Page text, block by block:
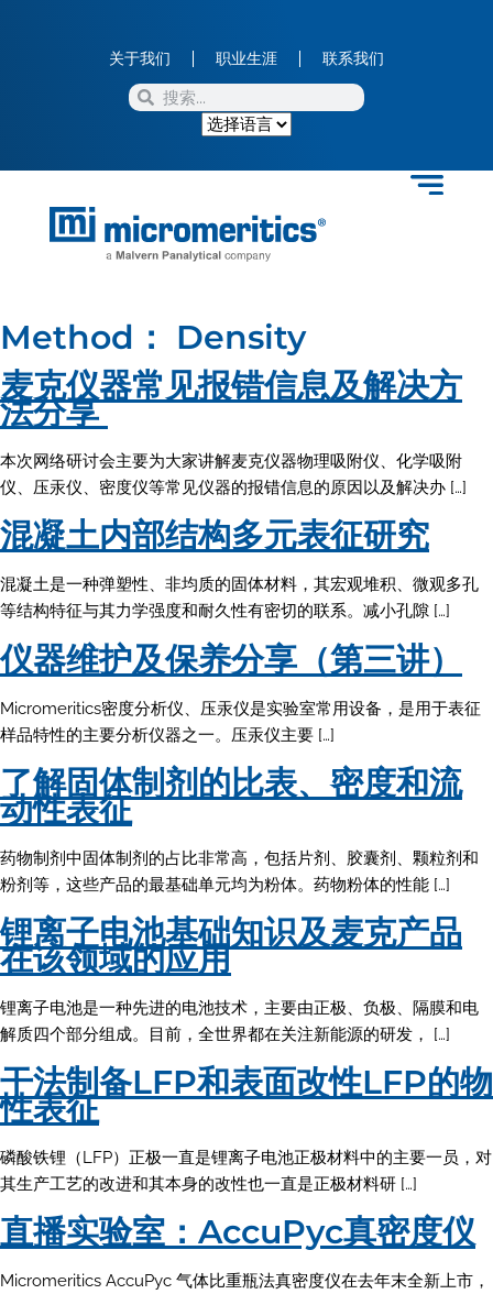
关于我们 职业生涯 联系我们
Method： Density
麦克仪器常见报错信息及解决方
法分享
本次网络研讨会主要为大家讲解麦克仪器物理吸附仪、化学吸附
仪、压汞仪、密度仪等常见仪器的报错信息的原因以及解决办 […]
混凝土内部结构多元表征研究
混凝土是一种弹塑性、非均质的固体材料，其宏观堆积、微观多孔
等结构特征与其力学强度和耐久性有密切的联系。减小孔隙 […]
仪器维护及保养分享（第三讲）
Micromeritics密度分析仪、压汞仪是实验室常用设备，是用于表征
样品特性的主要分析仪器之一。压汞仪主要 […]
了解固体制剂的比表、密度和流
动性表征
药物制剂中固体制剂的占比非常高，包括片剂、胶囊剂、颗粒剂和
粉剂等，这些产品的最基础单元均为粉体。药物粉体的性能 […]
锂离子电池基础知识及麦克产品
在该领域的应用
锂离子电池是一种先进的电池技术，主要由正极、负极、隔膜和电
解质四个部分组成。目前，全世界都在关注新能源的研发， […]
干法制备LFP和表面改性LFP的物
性表征
磷酸铁锂（LFP）正极一直是锂离子电池正极材料中的主要一员，对
其生产工艺的改进和其本身的改性也一直是正极材料研 […]
直播实验室：AccuPyc真密度仪
Micromeritics AccuPyc 气体比重瓶法真密度仪在去年末全新上市，